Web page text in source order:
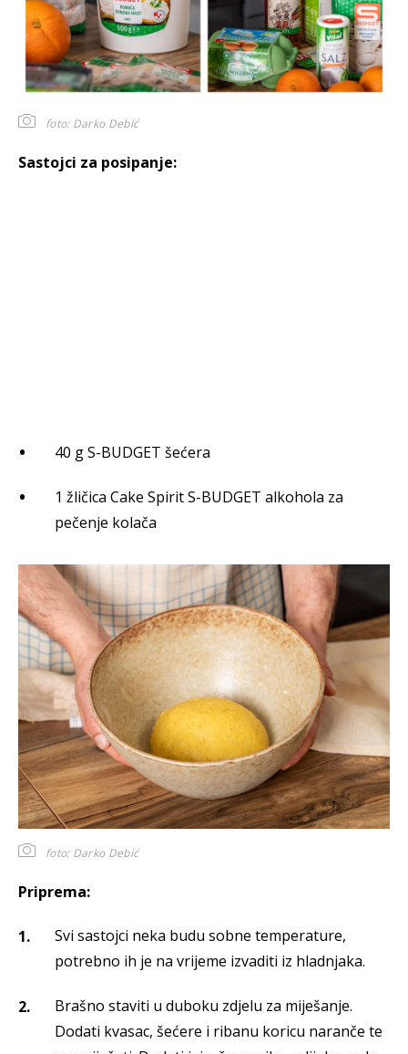
foto: Darko Debić
Sastojci za posipanje:
40 g S-BUDGET šećera
1 žličica Cake Spirit S-BUDGET alkohola za
pečenje kolača
foto: Darko Debić
Priprema:
Svi sastojci neka budu sobne temperature,
potrebno ih je na vrijeme izvaditi iz hladnjaka.
Brašno staviti u duboku zdjelu za miješanje.
Dodati kvasac, šećere i ribanu koricu naranče te